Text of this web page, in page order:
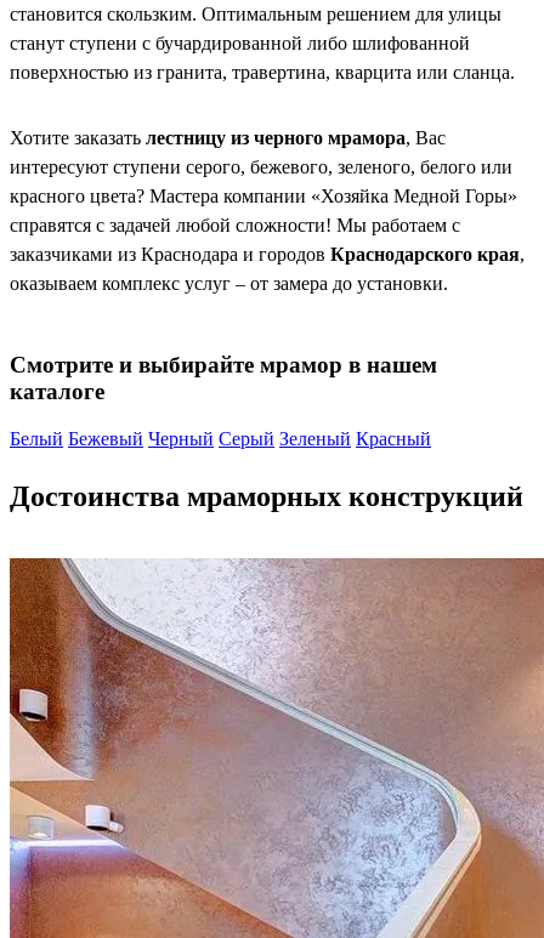
становится скользким. Оптимальным решением для улицы
станут ступени с бучардированной либо шлифованной
поверхностью из гранита, травертина, кварцита или сланца.
Хотите заказать лестницу из черного мрамора, Вас
интересуют ступени серого, бежевого, зеленого, белого или
красного цвета? Мастера компании «Хозяйка Медной Горы»
справятся с задачей любой сложности! Мы работаем с
заказчиками из Краснодара и городов Краснодарского края,
оказываем комплекс услуг – от замера до установки.
Смотрите и выбирайте мрамор в нашем
каталоге
Белый Бежевый Черный Серый Зеленый Красный
Достоинства мраморных конструкций